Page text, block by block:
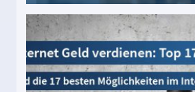
besten Möglichkeiten